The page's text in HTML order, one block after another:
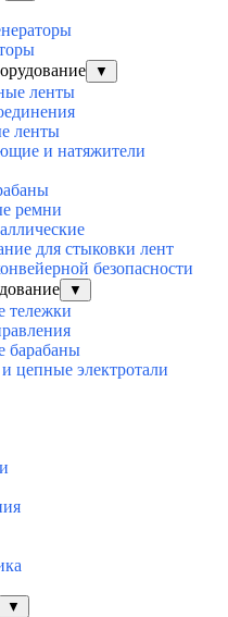
▼
ленты
ленты
и натяжители
ремни
для стыковки лент
безопасности
▼
тележки
барабаны
цепные электротали
▼